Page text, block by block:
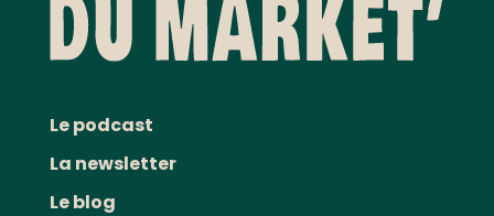
Le podcast
La newsletter
Le blog